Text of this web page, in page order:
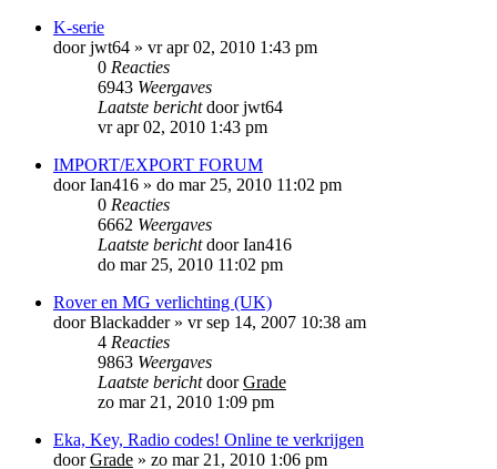
K-serie
doorjwt64 » vr apr 02, 2010 1:43 pm
0 Reacties
6943 Weergaves
Laatste berichtdoorjwt64
vr apr 02, 2010 1:43 pm
IMPORT/EXPORT FORUM
doorIan416 » do mar 25, 2010 11:02 pm
0 Reacties
6662 Weergaves
Laatste berichtdoorIan416
do mar 25, 2010 11:02 pm
Rover en MG verlichting (UK)
doorBlackadder» vr sep 14, 2007 10:38 am
4 Reacties
9863 Weergaves
Laatste berichtdoorGrade
zo mar 21, 2010 1:09 pm
Eka, Key, Radio codes! Online te verkrijgen
doorGrade » zo mar 21, 2010 1:06 pm